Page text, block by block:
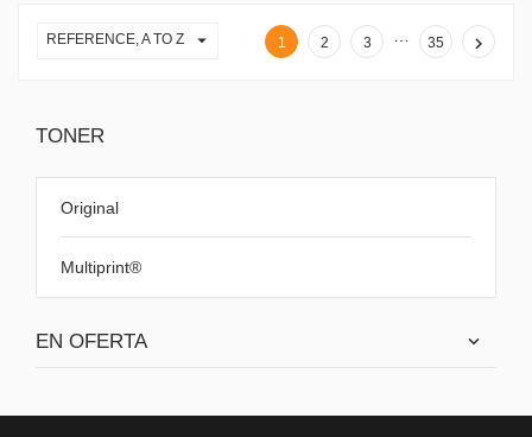
TONER
Original
Multiprint®
EN OFERTA
REFERENCE, A TO Z  1 2 3 35 